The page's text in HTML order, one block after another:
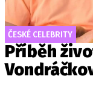
ČESKÉ CELEBRITY
Příběh